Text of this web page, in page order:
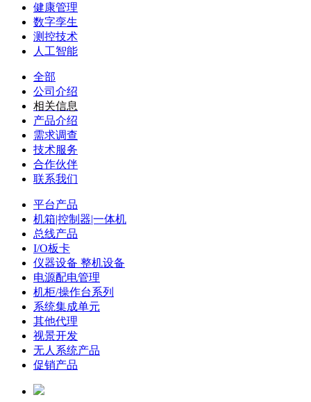
健康管理
数字孪生
测控技术
人工智能
全部
公司介绍
相关信息
产品介绍
需求调查
技术服务
合作伙伴
联系我们
平台产品
机箱|控制器|一体机
总线产品
I/O板卡
仪器设备 整机设备
电源配电管理
机柜/操作台系列
系统集成单元
其他代理
视景开发
无人系统产品
促销产品